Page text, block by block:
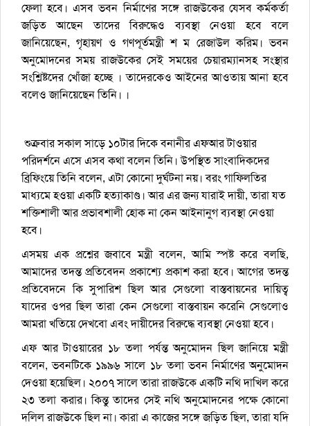
ফেলা হবে। এসব ভবন নির্মা‌ণের সঙ্গে রাজউকের যেসব কর্মকর্তা
জড়িত আছেন তাদের বিরুদ্ধেও ব্যবস্থা নেওয়‌া হবে বলে
জানিয়েছেন, গৃহায়ণ ও গণপূর্তমন্ত্রী শ ম রেজাউল করিম। ভবন
অনু‌মোদ‌নের সময় রাজউকের সেই সময়ের চেয়ারম্যানসহ সংস্থার
সং‌শ্লিষ্ট‌দের খোঁজা হচ্ছে । তাদেরকেও আইনের আওতায় আনা হবে
বলেও জানিয়েছেন তিনি। ।
শুক্রবার সকাল সাড়ে ১০টার দিকে বনানীর এফআর টাওয়ার
পরিদর্শনে এসে এসব কথা বলেন তিনি। উপস্থিত সাংবাদিকদের
ব্রিফিংয়ে তিনি বলেন, এটা কোনো দুর্ঘটনা নয়। বরং গাফিলতির
মাধ্যমে হওয়া একটি হত্যাকাণ্ড। আর এর জন্য যারাই দায়ী, তারা যত
শক্তিশালী আর প্রভাবশালী হোক না কেন আইনানুগ ব্যবস্থা নেওয়া
হবে।
এসময় এক প্রশ্নের জবাবে মন্ত্রী বলেন, আমি স্পষ্ট করে বলছি,
আমাদের তদন্ত প্রতিবেদন প্রকাশ্যে প্রকাশ করা হবে। আগের তদন্ত
প্রতিবেদনে কি সুপারিশ ছিল আর সেগুলো বাস্তবায়নের দায়িত্ব
যাদের ওপর ছিল তারা কেন সেগুলো বাস্তবায়ন করেনি সেগুলোও
আমরা খতিয়ে দেখবো এবং দায়ীদের বিরুদ্ধে ব্যবস্থা নেওয়া হবে।
এফ আর টাওয়ারের ১৮ তলা পর্যন্ত অনুমোদন ছিল জানিয়ে মন্ত্রী
বলেন, ভবনটিকে ১৯৯৬ সালে ১৮ তলা ভবন নির্মাণের অনুমোদন
দেওয়া হয়েছিল। ২০০৭ সালে তারা রাজউকে একটি নথি দাখিল করে
২৩ তলা করার। কিন্তু তাদের সেই নথি অনুমোদনের পক্ষে কোনো
দলিল রাজউকে ছিল না। কারা এ কাজের সঙ্গে জড়িত ছিল, তারা যদি